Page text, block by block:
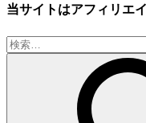
当サイトはアフィリエ
検
索: